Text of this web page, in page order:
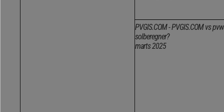
PVGIS.COM - PVGIS.COM vs
solberegner?
marts 2025